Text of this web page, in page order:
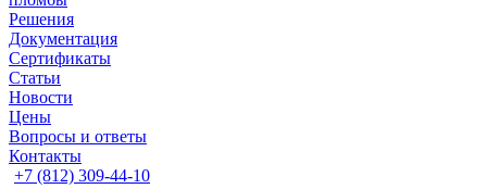
Решения
Документация
Сертификаты
Статьи
Новости
Цены
Вопросы и ответы
Контакты
+7 (812) 309-44-10